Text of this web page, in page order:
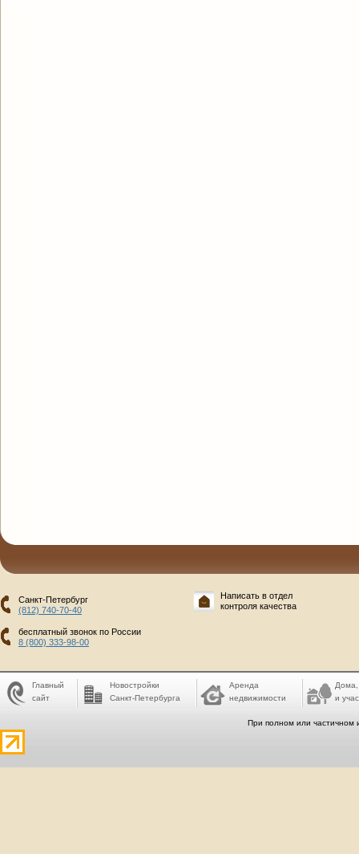
Санкт-Петербург
(812) 740-70-40
бесплатный звонок по России
8 (800) 333-98-00
Написать в отдел
контроля качества
Главный
сайт
Новостройки
Санкт-Петербурга
Аренда
недвижимости
Дома,
и
При полном или частичном